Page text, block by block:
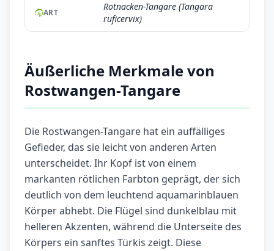
ART
Rotnacken-Tangare (Tangara
ruficervix)
Äußerliche Merkmale von
Rostwangen-Tangare
Die Rostwangen-Tangare hat ein auffälliges
Gefieder, das sie leicht von anderen Arten
unterscheidet. Ihr Kopf ist von einem
markanten rötlichen Farbton geprägt, der sich
deutlich von dem leuchtend aquamarinblauen
Körper abhebt. Die Flügel sind dunkelblau mit
helleren Akzenten, während die Unterseite des
Körpers ein sanftes Türkis zeigt. Diese